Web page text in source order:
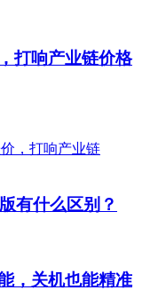
打响产业链价格
有什么区别？
，关机也能精准